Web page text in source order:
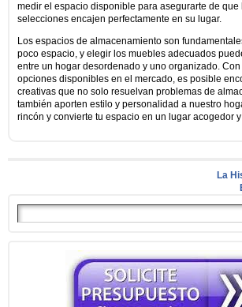
medir el espacio disponible para asegurarte de que
selecciones encajen perfectamente en su lugar.
Los espacios de almacenamiento son
poco espacio, y elegir los muebles adecuados
entre un hogar desordenado y uno organizado.
opciones disponibles en el mercado, es posible
creativas que no solo resuelvan problemas de
también aporten estilo y personalidad a nuestro
rincón y convierte tu espacio en un lugar acogedor
La